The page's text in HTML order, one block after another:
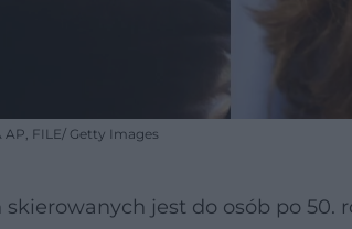
AP, FILE/ Getty Images
jest do osób po 50.